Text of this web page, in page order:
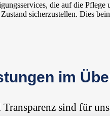
die auf die
sicherzustellen. Dies
im
sind für